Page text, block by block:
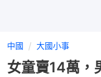
中國 大國小事
女童賣14萬